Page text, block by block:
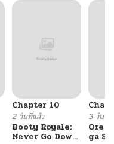
Chapter 10
2 วันที่แล้ว
Booty Royale:
Never Go Down
3 วันที่
Ore
ga